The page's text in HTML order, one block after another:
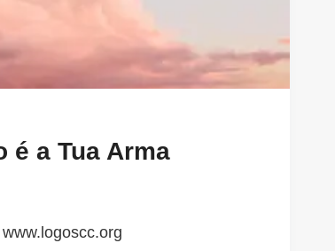
é a Tua Arma